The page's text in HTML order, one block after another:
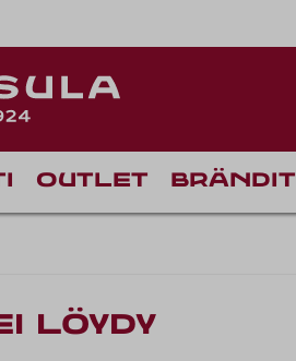
Outlet Brändit
löydy